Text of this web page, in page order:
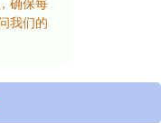
我们的